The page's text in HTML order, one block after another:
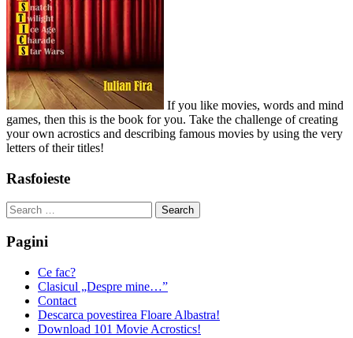
If you like movies, words and mind
games, then this is the book for you. Take the challenge of creating
your own acrostics and describing famous movies by using the very
letters of their titles!
Rasfoieste
Search
for:
Pagini
Ce fac?
Clasicul „Despre mine…”
Contact
Descarca povestirea Floare Albastra!
Download 101 Movie Acrostics!